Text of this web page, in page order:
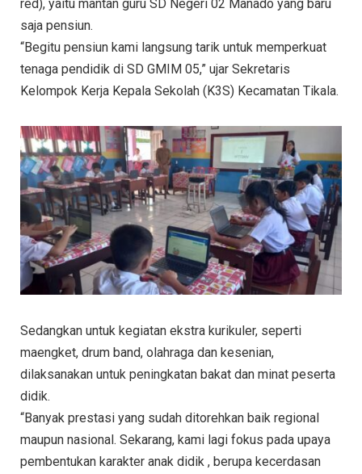
red), yaitu mantan guru SD Negeri 02 Manado yang baru
saja pensiun.
“Begitu pensiun kami langsung tarik untuk memperkuat
tenaga pendidik di SD GMIM 05,” ujar Sekretaris
Kelompok Kerja Kepala Sekolah (K3S) Kecamatan Tikala.
Sedangkan untuk kegiatan ekstra kurikuler, seperti
maengket, drum band, olahraga dan kesenian,
dilaksanakan untuk peningkatan bakat dan minat peserta
didik.
“Banyak prestasi yang sudah ditorehkan baik regional
maupun nasional. Sekarang, kami lagi fokus pada upaya
pembentukan karakter anak didik , berupa kecerdasan